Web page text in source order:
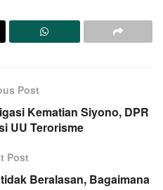
Post
Kematian Siyono, DPR
UU Terorisme
Post
Beralasan, Bagaimana